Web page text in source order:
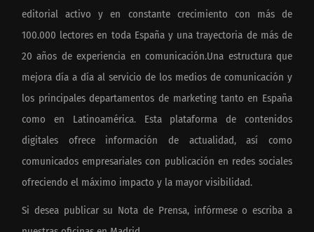
editorial activo y en constante crecimiento con más de
100.000 lectores en toda España y una trayectoria de más de
20 años de experiencia en comunicación.Una estructura que
mejora día a día al servicio de los medios de comunicación y
los principales departamentos de marketing tanto en España
como en Latinoamérica. Esta plataforma de contenidos
digitales ofrece información de actualidad, así como
comunicados empresariales con publicación en redes sociales
ofreciendo el máximo impacto y la mayor visibilidad.
Si desea publicar su Nota de Prensa, infórmese o escriba a